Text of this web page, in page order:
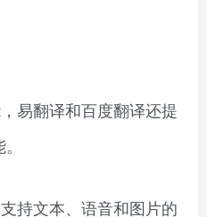
易翻译和百度翻译还提
持文本、语音和图片的